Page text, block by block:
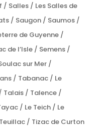
Salles / Les Salles de
/ Saugon / Saumos /
de Guyenne /
de l’Isle / Semens /
sur Mer /
/ Tabanac / Le
Talais / Talence /
/ Le Teich / Le
/ Tizac de Curton